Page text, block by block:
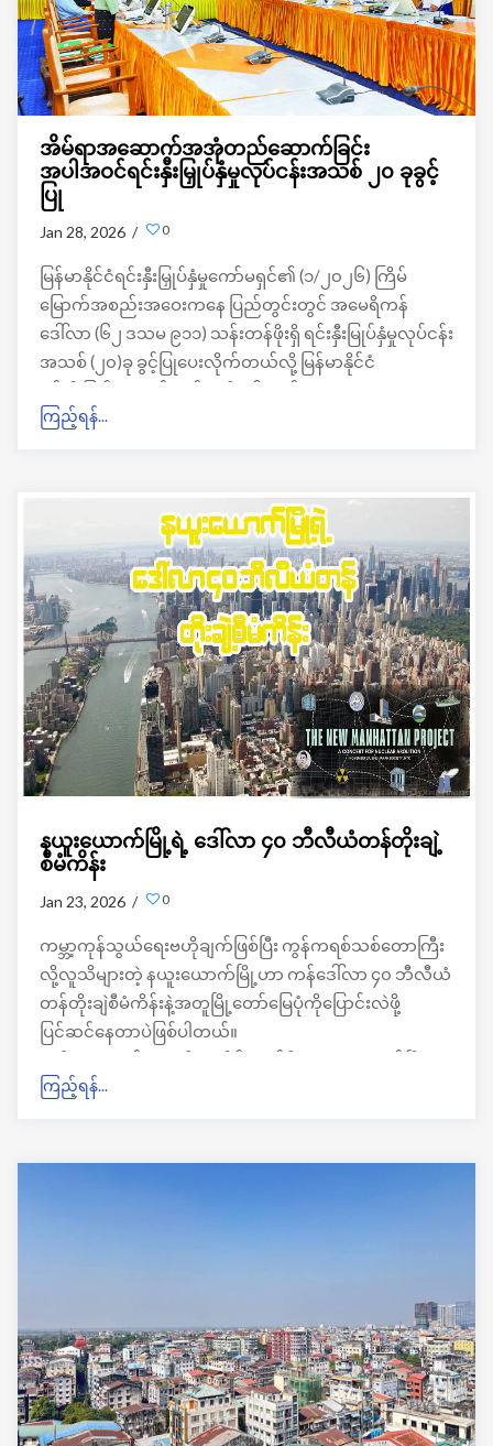
အိမ်ရာအဆောက်အအုံတည်ဆောက်ခြင်း
အပါအဝင်ရင်းနှီးမြှုပ်နှံမှုလုပ်ငန်းအသစ် ၂၀ ခုခွင့်
ပြု
Jan 28, 2026 / 0
မြန်မာနိုင်ငံရင်းနှီးမြှုပ်နှံမှုကော်မရှင်၏ (၁/၂၀၂၆) ကြိမ်
မြောက်အစည်းအဝေးကနေ ပြည်တွင်းတွင် အမေရိကန်
ဒေါ်လာ (၆၂ ဒသမ ၉၁၁) သန်းတန်ဖိုးရှိ ရင်းနှီးမြုပ်နှံမှုလုပ်ငန်း
အသစ် (၂၀)ခု ခွင့်ပြုပေးလိုက်တယ်လို့ မြန်မာနိုင်ငံ
ကြည့်ရန်...
နယူးယောက်မြို့ရဲ့ ဒေါ်လာ ၄၀ ဘီလီယံတန်တိုးချဲ့
စီမံကိန်း
Jan 23, 2026 / 0
ကမ္ဘာ့ကုန်သွယ်ရေးဗဟိုချက်ဖြစ်ပြီး ကွန်ကရစ်သစ်တောကြီး
လို့လူသိများတဲ့ နယူးယောက်မြို့ဟာ ကန်‌ဒေါ်လာ ၄၀ ဘီလီယံ
တန်တိုးချဲစီမံကိန်းနဲ့အတူမြို့တော်မြေပုံကိုပြောင်းလဲဖို့
ပြင်ဆင်နေတာပဲဖြစ်ပါတယ်။
ဟာ လူနေမှုသိပ်သည်းပြီးနေထိုင်ရေးအခက်အခဲများ တဆတ
ကြည့်ရန်...